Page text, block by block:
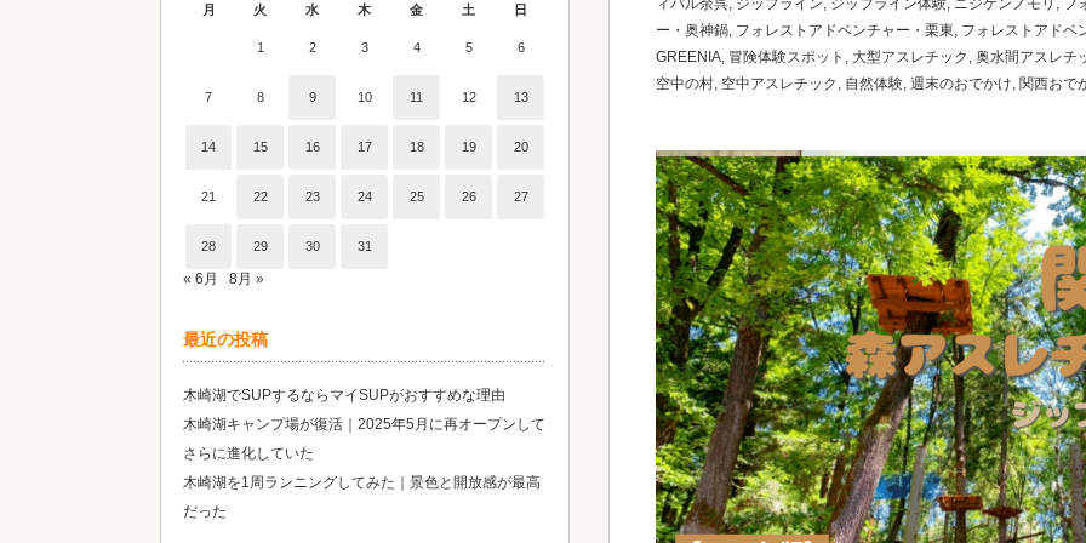
ィパル余呉, ジップライン, ジップライン体験, ニジゲンノモリ , フ
ー・奥神鍋, フォレストアドベンチャー・栗東, フォレストアドベ
GREENIA, 冒険体験スポット , 大型アスレチック , 奥水間アスレチ
空中の村, 空中アスレチック , 自然体験, 週末のおでかけ, 関西おで
月 火 水 木 金 土 日
1 2 3 4 5 6
7 8 9 10 11 12 13
14 15 16 17 18 19 20
21 22 23 24 25 26 27
28 29 30 31
« 6月 8月 »
最近の投稿
木崎湖でSUPするならマイSUPがおすすめな理由
木崎湖キャンプ場が復活｜2025年5月に再オープンして
さらに進化していた
木崎湖を1周ランニングしてみた｜景色と開放感が最高
だった